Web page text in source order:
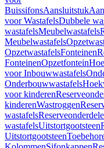
BuissifonsAansluitstuk
voor WastafelsDubbele
wastafelsMeubelwastafels
Meubelwastafels
OpzetwastafelsFonteinen
FonteinenOpzetfontein
voor Inbouwwastafels
Onderbouwwastafels
voor kinderen
kinderenWastroggen
wastafels
wastafelsUitstortgootsteen
Uitstortgootsteen